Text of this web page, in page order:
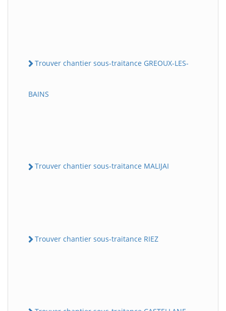
Trouver chantier sous-traitance GREOUX-LES-
BAINS
Trouver chantier sous-traitance MALIJAI
Trouver chantier sous-traitance RIEZ